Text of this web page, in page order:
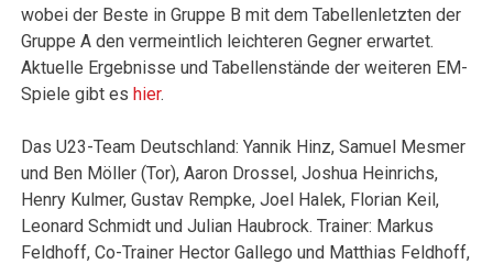
wobei der Beste in Gruppe B mit dem Tabellenletzten der
Gruppe A den vermeintlich leichteren Gegner erwartet.
Aktuelle Ergebnisse und Tabellenstände der weiteren EM-
Spiele gibt eshier.
Das U23-Team Deutschland: Yannik Hinz, Samuel Mesmer
und Ben Möller (Tor), Aaron Drossel, Joshua Heinrichs,
Henry Kulmer, Gustav Rempke, Joel Halek, Florian Keil,
Leonard Schmidt und Julian Haubrock. Trainer: Markus
Feldhoff, Co-Trainer Hector Gallego und Matthias Feldhoff,